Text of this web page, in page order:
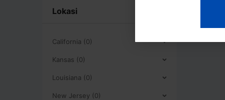
Lokasi
California (0)
Kansas (0)
Louisiana (0)
New Jersey (0)